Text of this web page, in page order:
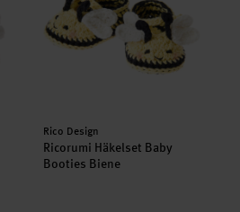
Hersteller:
Rico Design
Ricorumi Häkelset Baby
Booties Biene